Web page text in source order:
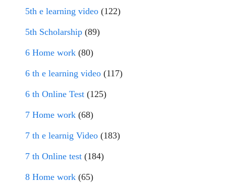
5th e learning video (122)
5th Scholarship (89)
6 Home work (80)
6 th e learning video (117)
6 th Online Test (125)
7 Home work (68)
7 th e learnig Video (183)
7 th Online test (184)
8 Home work (65)